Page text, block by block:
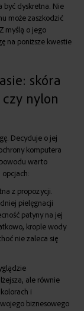
być dyskretna. Nie
może zaszkodzić
myślą o jego
na poniższe kwestie
skóra
nylon
Decyduje o jej
komputera
warto
opcjach:
z propozycji.
pielęgnacji
patyny na jej
krople wody
nie zaleca się
ale równie
i
biznesowego